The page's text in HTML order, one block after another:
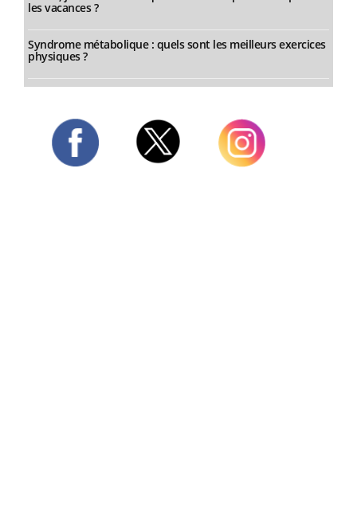
les vacances ?
Syndrome métabolique : quels sont les meilleurs exercices
physiques ?